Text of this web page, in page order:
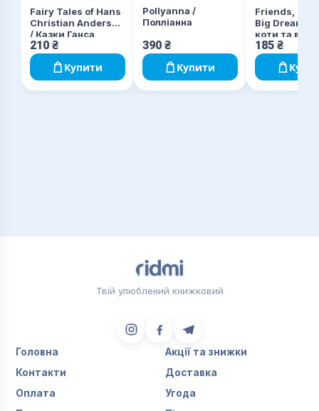
Fairy Tales of Hans
Christian Andersen
/ Казки Ганса
Крістіана
Андерсена
210 ₴
Купити
Pollyanna /
Полліанна
390 ₴
Купити
Friends,
Big Dreams /
коти та
185 ₴
Твій улюблений книжковий
Головна
Акції та знижки
Контакти
Доставка
Оплата
Угода